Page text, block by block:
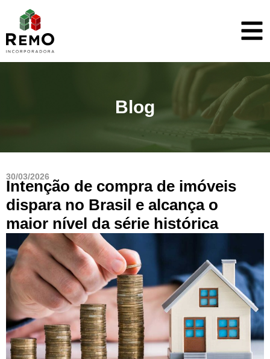
Blog
30/03/2026
Intenção de compra de imóveis
dispara no Brasil e alcança o
maior nível da série histórica